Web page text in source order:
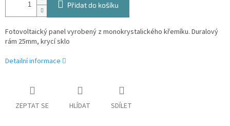
Přidat do košíku
Fotovoltaický panel vyrobený z monokrystalického křemíku. Duralový
rám 25mm, krycí sklo
Detailní informace
ZEPTAT SE HLÍDAT SDÍLET